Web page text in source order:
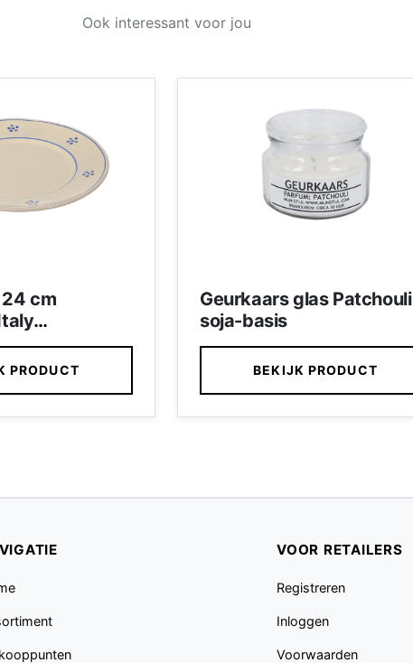
Ook interessant voor jou
cm
Puglia
PRODUCT
Geurkaars glas Patchouli
soja-basis
BEKIJK PRODUCT
VOOR RETAILERS
Registreren
Inloggen
Voorwaarden